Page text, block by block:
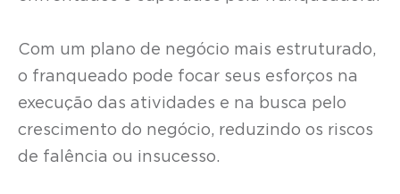
Com um plano de negócio mais estruturado,
o franqueado pode focar seus esforços na
execução das atividades e na busca pelo
crescimento do negócio, reduzindo os riscos
de falência ou insucesso.